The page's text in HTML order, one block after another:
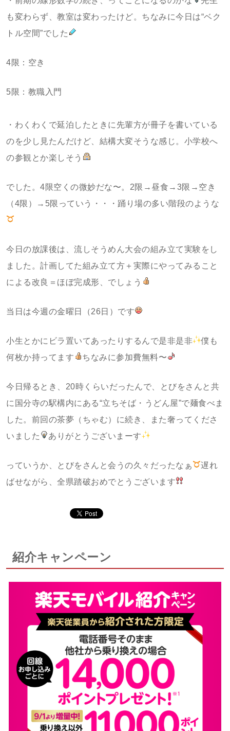
も変わらず、教室は変わったけど。ちなみに今日は“ベク
トル空間”でした
4限：空き
5限：教職入門
・わくわくで延泊したときに先輩方が冊子を書いている
のを少し見たんだけど、結構大変そうな感じ。小学校へ
の参観とか楽しそう
でした。4限空くの微妙だな〜。2限→昼食→3限→空き
（4限）→5限っていう・・・踊り場の多い階段のような
今日の放課後は、流しそうめん大会の組み立て実験をし
ました。計画してた組み立て方＋実際にやってみること
による改良＝ほぼ完成形、でしょう
当日は今週の金曜日（26日）です
小生とかにビラ置いてあったりするんで是非是非
僕も
何枚か持ってます
ちなみに参加費無料〜
今日帰るとき、20時くらいだったんで、とびをさんと共
に国分寺の駅構内にある“立ちそば・うどん屋”で麺食べま
した。前回の茶夢（ちゃむ）に続き、また奢ってくださ
いました
ありがとうございまーす
っていうか、とびをさんと会うの久々だったなぁ
遅れ
ばせながら、全県踏破おめでとうございます
紹介キャンペーン